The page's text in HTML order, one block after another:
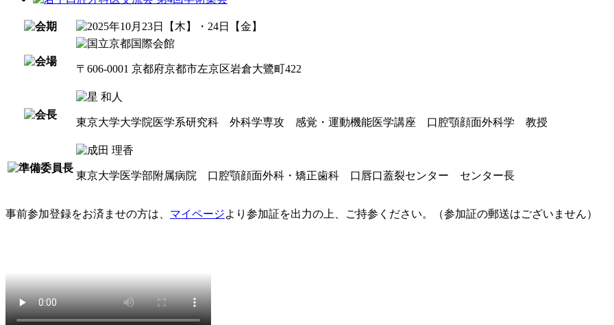
〒606-0001 京都府京都市左京区岩倉大鷺町422
東京大学大学院医学系研究科 外科学専攻 感覚・運動機能医学講座 口腔顎顔面外科学 教授
東京大学医学部附属病院 口腔顎顔面外科・矯正歯科 口唇口蓋裂センター センター長
事前参加登録をお済ませの方は、 マイページより参加証を出力の上、 ご持参ください。 （参加証の郵送はございません）